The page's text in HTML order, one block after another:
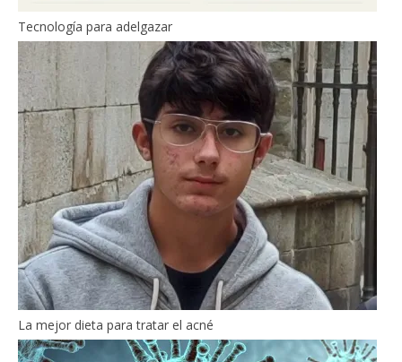
Tecnología para adelgazar
La mejor dieta para tratar el acné